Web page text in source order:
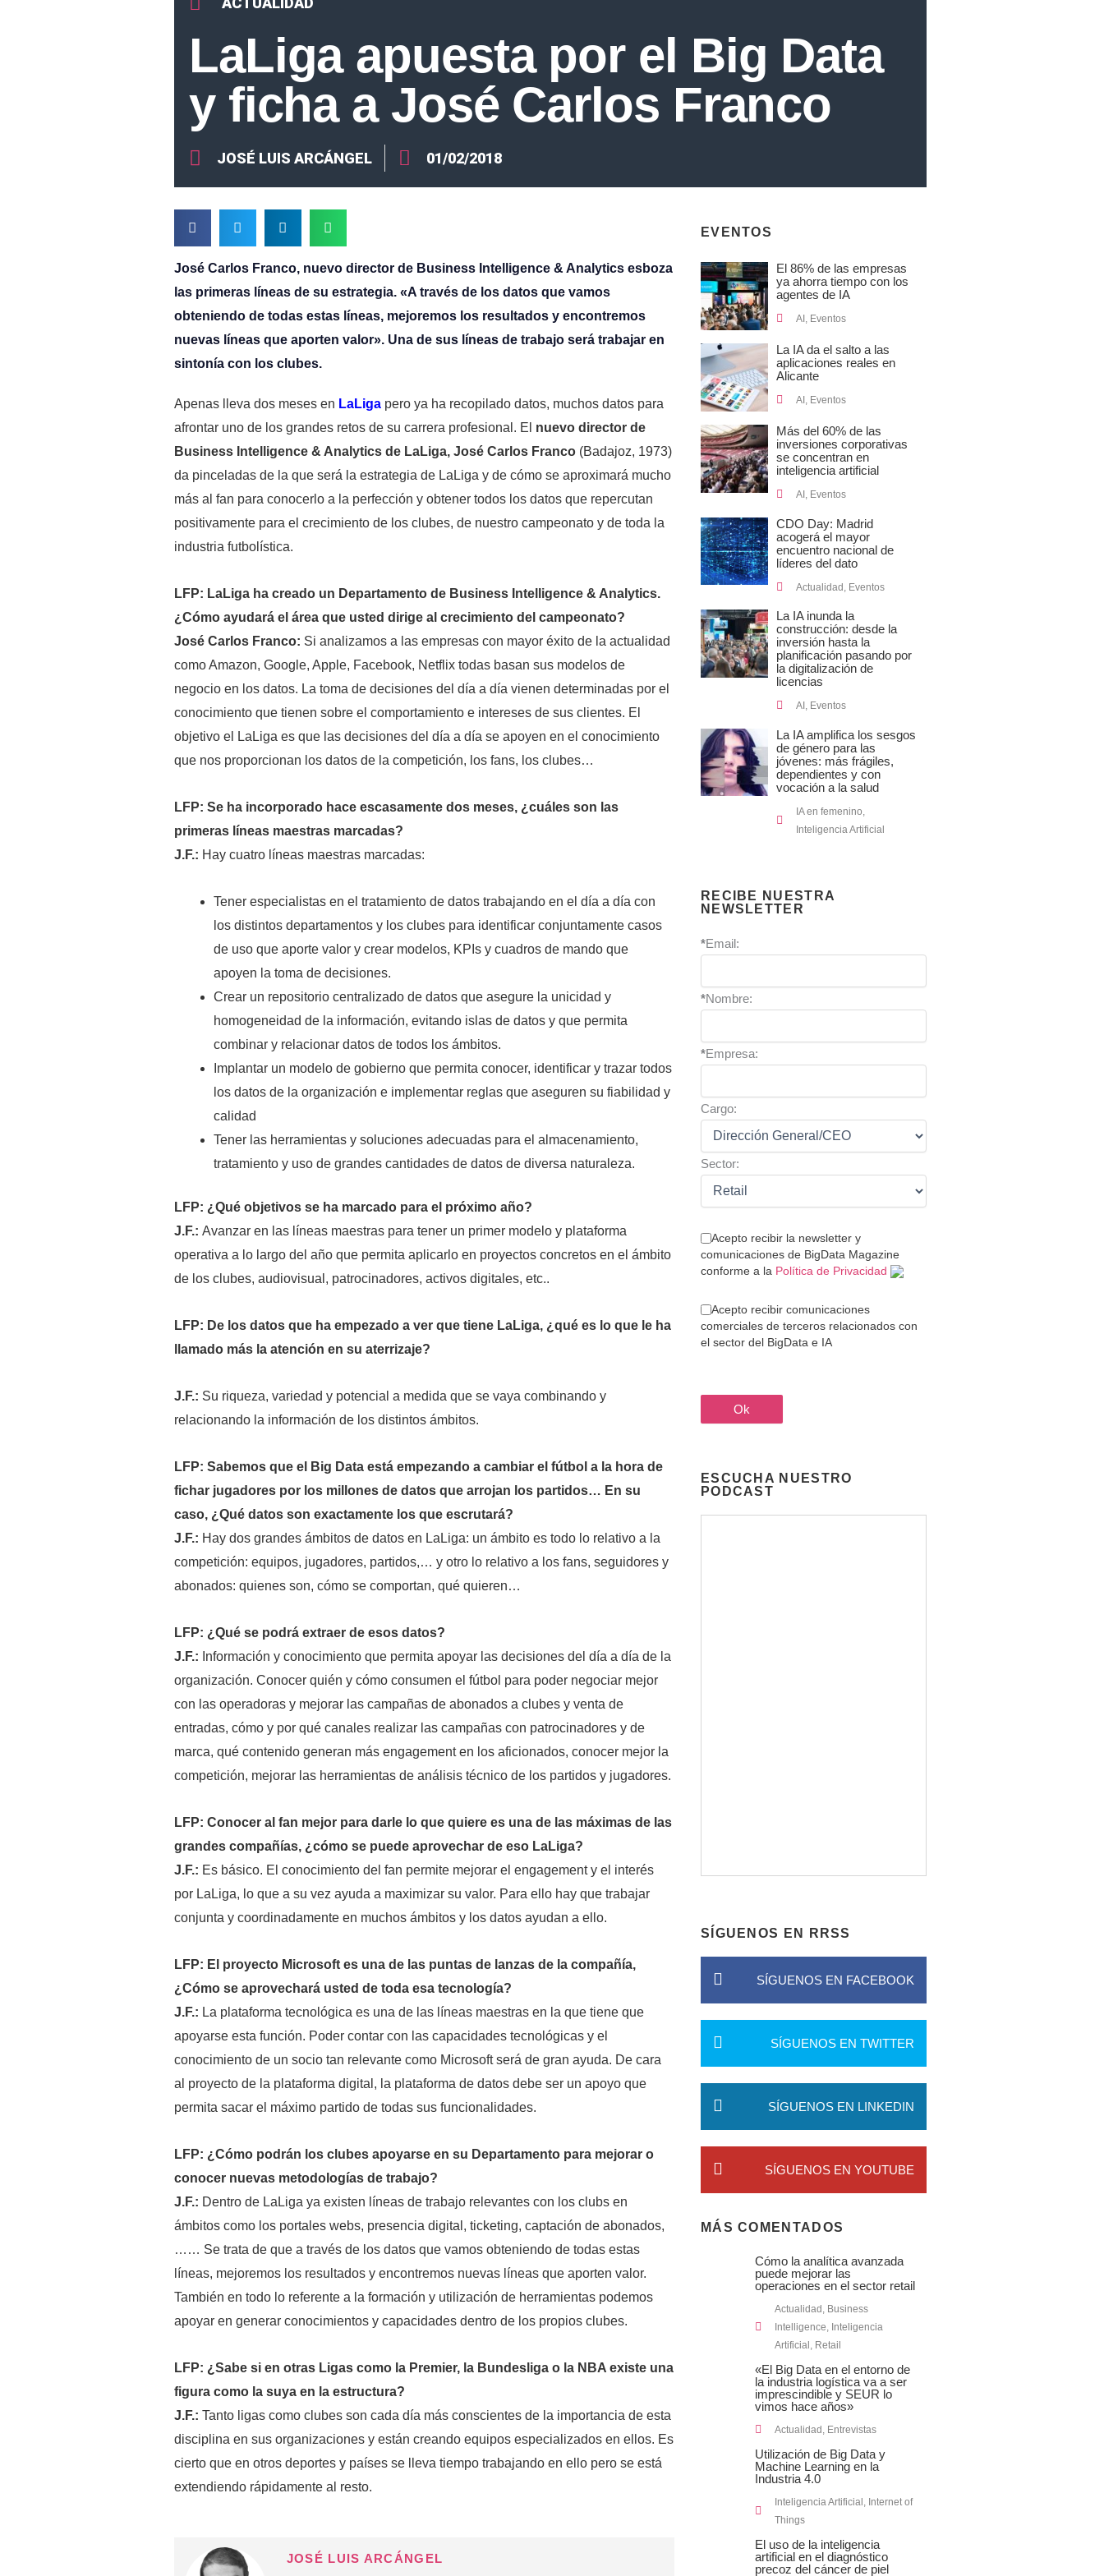
LaLiga apuesta por el Big Data
y ficha a José Carlos Franco
JOSÉ LUIS ARCÁNGEL 01/02/2018
José Carlos Franco, nuevo director de Business Intelligence & Analytics esboza
las primeras líneas de su estrategia. «A través de los datos que vamos
obteniendo de todas estas líneas, mejoremos los resultados y encontremos
nuevas líneas que aporten valor». Una de sus líneas de trabajo será trabajar en
sintonía con los clubes.
Apenas lleva dos meses en LaLigapero ya ha recopilado datos, muchos datos para
afrontar uno de los grandes retos de su carrera profesional. El nuevo director de
Business Intelligence & Analytics de LaLiga, José Carlos Franco(Badajoz, 1973)
da pinceladas de la que será la estrategia de LaLiga y de cómo se aproximará mucho
más al fan para conocerlo a la perfección y obtener todos los datos que repercutan
positivamente para el crecimiento de los clubes, de nuestro campeonato y de toda la
industria futbolística.
LFP: LaLiga ha creado un Departamento de Business Intelligence & Analytics.
¿Cómo ayudará el área que usted dirige al crecimiento del campeonato?
José Carlos Franco: Si analizamos a las empresas con mayor éxito de la actualidad
como Amazon, Google, Apple, Facebook, Netflix todas basan sus modelos de
negocio en los datos. La toma de decisiones del día a día vienen determinadas por el
conocimiento que tienen sobre el comportamiento e intereses de sus clientes. El
objetivo el LaLiga es que las decisiones del día a día se apoyen en el conocimiento
que nos proporcionan los datos de la competición, los fans, los clubes…
LFP: Se ha incorporado hace escasamente dos meses, ¿cuáles son las
primeras líneas maestras marcadas?
J.F.: Hay cuatro líneas maestras marcadas:
Tener especialistas en el tratamiento de datos trabajando en el día a día con
los distintos departamentos y los clubes para identificar conjuntamente casos
de uso que aporte valor y crear modelos, KPIs y cuadros de mando que
apoyen la toma de decisiones.
Crear un repositorio centralizado de datos que asegure la unicidad y
homogeneidad de la información, evitando islas de datos y que permita
combinar y relacionar datos de todos los ámbitos.
Implantar un modelo de gobierno que permita conocer, identificar y trazar todos
los datos de la organización e implementar reglas que aseguren su fiabilidad y
calidad
Tener las herramientas y soluciones adecuadas para el almacenamiento,
tratamiento y uso de grandes cantidades de datos de diversa naturaleza.
LFP: ¿Qué objetivos se ha marcado para el próximo año?
J.F.: Avanzar en las líneas maestras para tener un primer modelo y plataforma
operativa a lo largo del año que permita aplicarlo en proyectos concretos en el ámbito
de los clubes, audiovisual, patrocinadores, activos digitales, etc..
LFP: De los datos que ha empezado a ver que tiene LaLiga, ¿qué es lo que le ha
llamado más la atención en su aterrizaje?
J.F.: Su riqueza, variedad y potencial a medida que se vaya combinando y
relacionando la información de los distintos ámbitos.
LFP: Sabemos que el Big Data está empezando a cambiar el fútbol a la hora de
fichar jugadores por los millones de datos que arrojan los partidos… En su
caso, ¿Qué datos son exactamente los que escrutará?
J.F.: Hay dos grandes ámbitos de datos en LaLiga: un ámbito es todo lo relativo a la
competición: equipos, jugadores, partidos,… y otro lo relativo a los fans, seguidores y
abonados: quienes son, cómo se comportan, qué quieren…
LFP: ¿Qué se podrá extraer de esos datos?
J.F.: Información y conocimiento que permita apoyar las decisiones del día a día de la
organización. Conocer quién y cómo consumen el fútbol para poder negociar mejor
con las operadoras y mejorar las campañas de abonados a clubes y venta de
entradas, cómo y por qué canales realizar las campañas con patrocinadores y de
marca, qué contenido generan más engagement en los aficionados, conocer mejor la
competición, mejorar las herramientas de análisis técnico de los partidos y jugadores.
LFP: Conocer al fan mejor para darle lo que quiere es una de las máximas de las
grandes compañías, ¿cómo se puede aprovechar de eso LaLiga?
J.F.: Es básico. El conocimiento del fan permite mejorar el engagement y el interés
por LaLiga, lo que a su vez ayuda a maximizar su valor. Para ello hay que trabajar
conjunta y coordinadamente en muchos ámbitos y los datos ayudan a ello.
LFP: El proyecto Microsoft es una de las puntas de lanzas de la compañía,
¿Cómo se aprovechará usted de toda esa tecnología?
J.F.: La plataforma tecnológica es una de las líneas maestras en la que tiene que
apoyarse esta función. Poder contar con las capacidades tecnológicas y el
conocimiento de un socio tan relevante como Microsoft será de gran ayuda. De cara
al proyecto de la plataforma digital, la plataforma de datos debe ser un apoyo que
permita sacar el máximo partido de todas sus funcionalidades.
LFP: ¿Cómo podrán los clubes apoyarse en su Departamento para mejorar o
conocer nuevas metodologías de trabajo?
J.F.: Dentro de LaLiga ya existen líneas de trabajo relevantes con los clubs en
ámbitos como los portales webs, presencia digital, ticketing, captación de abonados,
…… Se trata de que a través de los datos que vamos obteniendo de todas estas
líneas, mejoremos los resultados y encontremos nuevas líneas que aporten valor.
También en todo lo referente a la formación y utilización de herramientas podemos
apoyar en generar conocimientos y capacidades dentro de los propios clubes.
LFP: ¿Sabe si en otras Ligas como la Premier, la Bundesliga o la NBA existe una
figura como la suya en la estructura?
J.F.: Tanto ligas como clubes son cada día más conscientes de la importancia de esta
disciplina en sus organizaciones y están creando equipos especializados en ellos. Es
cierto que en otros deportes y países se lleva tiempo trabajando en ello pero se está
extendiendo rápidamente al resto.
JOSÉ LUIS ARCÁNGEL
EVENTOS
El 86% de las empresas
ya ahorra tiempo con los
agentes de IA
AI , Eventos
La IA da el salto a las
aplicaciones reales en
Alicante
AI , Eventos
Más del 60% de las
inversiones corporativas
se concentran en
inteligencia artificial
AI , Eventos
CDO Day: Madrid
acogerá el mayor
encuentro nacional de
líderes del dato
Actualidad Eventos
La IA inunda la
construcción: desde la
inversión hasta la
planificación pasando por
la digitalización de
licencias
AI , Eventos
La IA amplifica los sesgos
de género para las
jóvenes: más frágiles,
dependientes y con
vocación a la salud
IA en femenino
Inteligencia Artificial
RECIBE NUESTRA
NEWSLETTER
*Email:
*Nombre:
*Empresa:
Cargo:
Sector:
Acepto recibir la newsletter y
comunicaciones de BigData Magazine
conforme a la Política de Privacidad
Acepto recibir comunicaciones
comerciales de terceros relacionados con
el sector del BigData e IA
ESCUCHA NUESTRO
PODCAST
SÍGUENOS EN RRSS
SÍGUENOS EN FACEBOOK
SÍGUENOS EN TWITTER
SÍGUENOS EN LINKEDIN
SÍGUENOS EN YOUTUBE
MÁS COMENTADOS
Cómo la analítica avanzada
puede mejorar las
operaciones en el sector retail
Actualidad , Business
Intelligence, Inteligencia
Artificial , Retail
«El Big Data en el entorno de
la industria logística va a ser
imprescindible y SEUR lo
vimos hace años»
Actualidad , Entrevistas
Utilización de Big Data y
Machine Learning en la
Industria 4.0
Inteligencia Artificial , Internet of
Things
El uso de la inteligencia
artificial en el diagnóstico
precoz del cáncer de piel